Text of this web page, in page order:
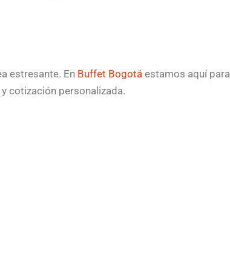
estresante. En Buffet Bogotá estamos aquí
cotización personalizada.